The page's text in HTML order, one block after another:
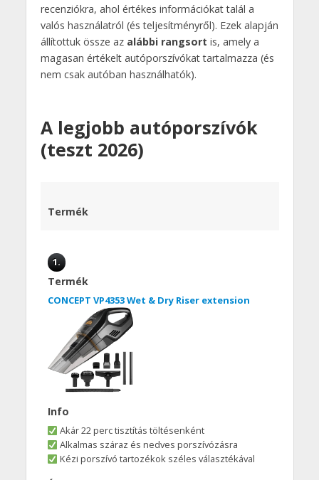
recenziókra, ahol értékes információkat talál a
valós használatról (és teljesítményről). Ezek alapján
állítottuk össze az alábbi rangsort is, amely a
magasan értékelt autóporszívókat tartalmazza (és
nem csak autóban használhatók).
A legjobb autóporszívók
(teszt 2026)
Termék
1.
Termék
CONCEPT VP4353 Wet & Dry Riser extension
Info
Akár 22 perc tisztítás töltésenként
Alkalmas száraz és nedves porszívózásra
Kézi porszívó tartozékok széles választékával